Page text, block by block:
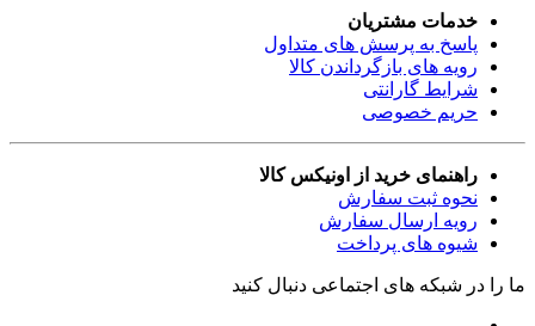
خدمات مشتریان
پاسخ به پرسش های متداول
رویه های بازگرداندن کالا
شرایط گارانتی
حریم خصوصی
راهنمای خرید از اونیکس کالا
نحوه ثبت سفارش
رویه ارسال سفارش
شیوه های پرداخت
ما را در شبکه های اجتماعی دنبال کنید